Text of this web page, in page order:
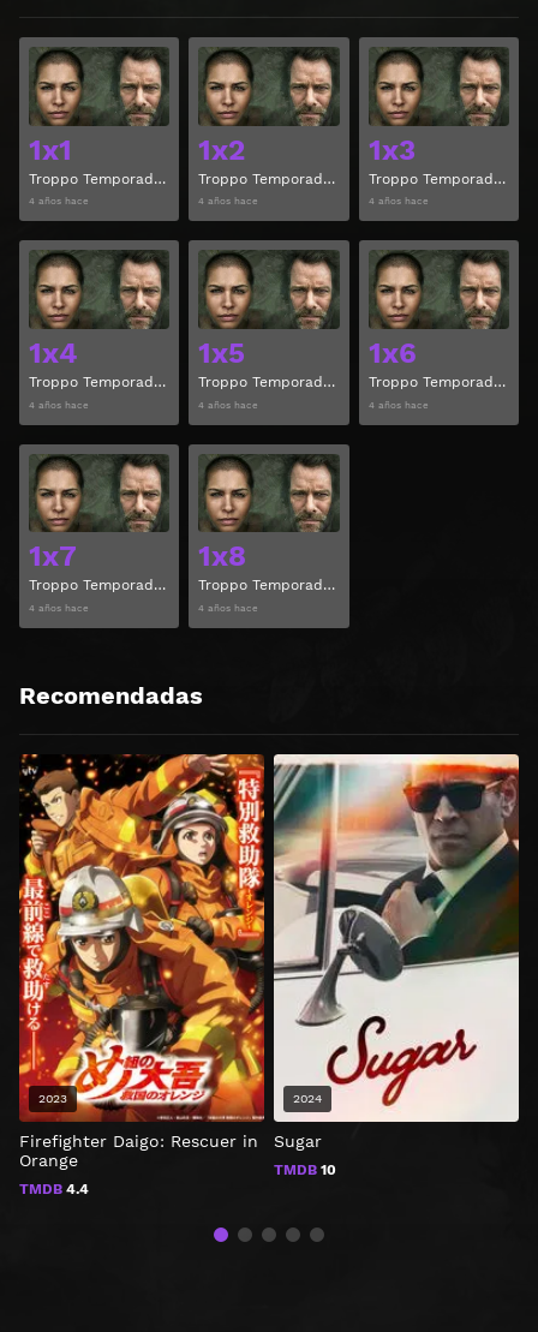
1x1
Troppo Temporada 1 Capitulo 1
4 años hace
Ver
1x2
Troppo Temporada 1 Capitulo 2
4 años hace
Ver
1x3
Troppo Temporada 1 Capitulo 3
4 años hace
1x4
Troppo Temporada 1 Capitulo 4
4 años hace
Ver
1x5
Troppo Temporada 1 Capitulo 5
4 años hace
Ver
1x6
Troppo Temporada 1 Capitulo 6
4 años hace
1x7
Troppo Temporada 1 Capitulo 7
4 años hace
Ver
1x8
Troppo Temporada 1 Capitulo 8
4 años hace
Recomendadas
Firefighter Daigo: Rescuer in
Orange
TMDB 4.4
2023
Sugar
TMDB 10
2024